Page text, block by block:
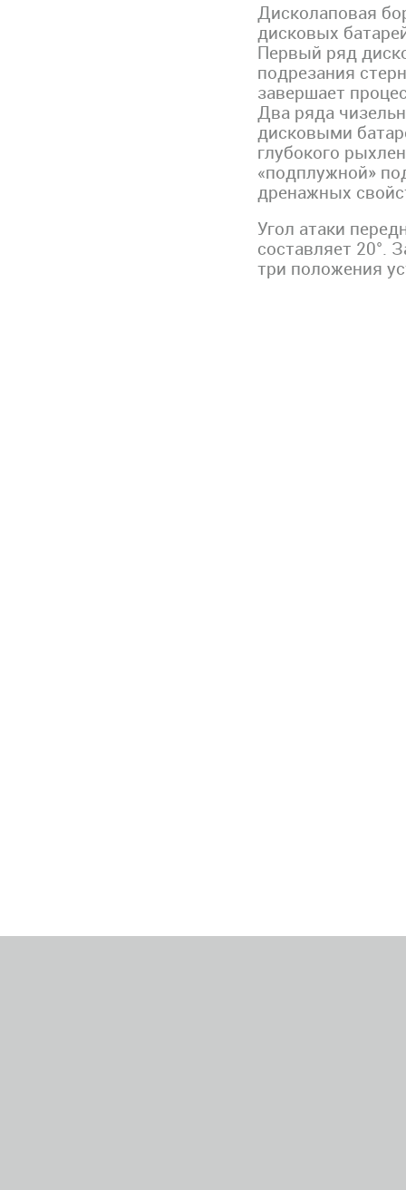
Дисколаповая
дисковых
Первый ряд
подрезания
завершает
Два ряда
дисковыми
глубокого
«подплужной»
дренажных
Угол атаки
составляет 20°.
три положения